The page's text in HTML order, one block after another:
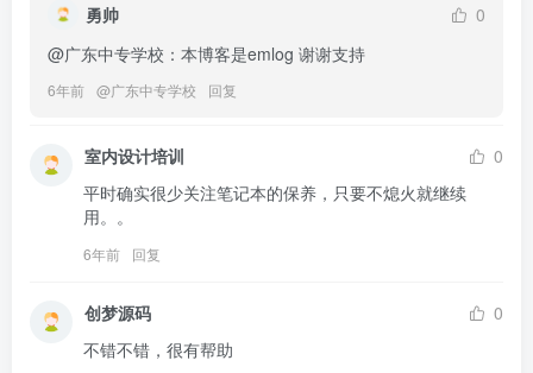
勇帅
0
@广东中专学校：本博客是emlog 谢谢支持
6年前 @广东中专学校 回复
室内设计培训
0
平时确实很少关注笔记本的保养，只要不熄火就继续
用。。
6年前 回复
创梦源码
0
不错不错，很有帮助